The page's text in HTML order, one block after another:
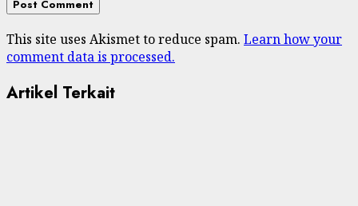
This site uses Akismet to reduce spam. Learn how your
comment data is processed.
Artikel Terkait